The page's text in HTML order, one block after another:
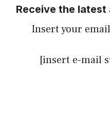
Receive the
Insert your
[insert e-mail